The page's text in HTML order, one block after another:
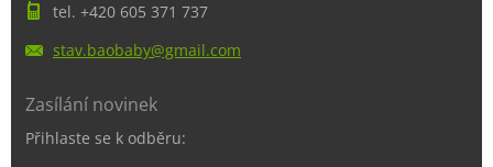
tel. +420 605 371 737
stav.baobaby@gmail.com
Zasílání novinek
Přihlaste se k odběru: